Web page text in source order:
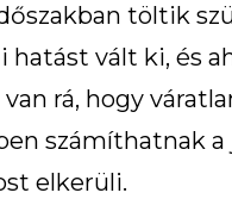
töltik
hatást vált ki, és
rá, hogy
számíthatnak a
elkerüli.